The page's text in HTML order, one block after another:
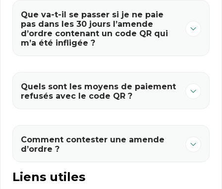
Que va-t-il se passer si je ne paie
pas dans les 30 jours l’amende
d’ordre contenant un code QR qui
m’a été infligée ?
Quels sont les moyens de paiement
refusés avec le code QR ?
Comment contester une amende
d’ordre ?
Liens utiles